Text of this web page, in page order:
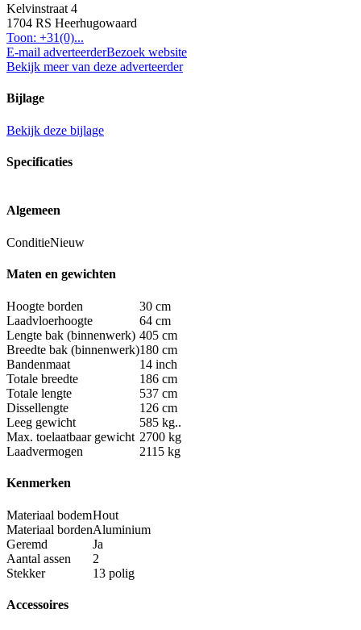
Kelvinstraat 4
1704 RS Heerhugowaard
Toon: +31(0)...
E-mail adverteerderBezoek website
Bekijk meer van deze adverteerder
Bijlage
Bekijk deze bijlage
Specificaties
Algemeen
ConditieNieuw
Maten en gewichten
Hoogte borden
30 cm
Laadvloerhoogte
64 cm
Lengte bak (binnenwerk) 405 cm
Breedte bak (binnenwerk)180 cm
Bandenmaat
14 inch
Totale breedte
186 cm
Totale lengte
537 cm
Dissellengte
126 cm
Leeg gewicht
585 kg..
Max. toelaatbaar gewicht 2700 kg
Laadvermogen
2115 kg
Kenmerken
Materiaal bodemHout
Materiaal bordenAluminium
Geremd
Ja
Aantal assen
2
Stekker
13 polig
Accessoires